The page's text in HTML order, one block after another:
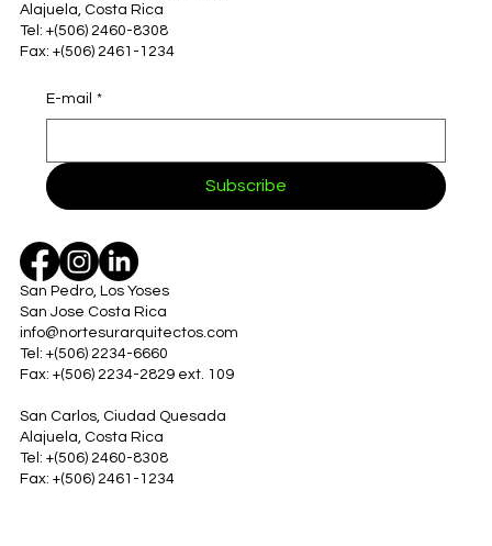
Alajuela, Costa Rica
Tel: +(506) 2460-8308
Fax: +(506) 2461-1234
E-mail *
Subscribe
San Pedro, Los Yoses
San Jose Costa Rica
info@nortesurarquitectos.com
Tel: +(506) 2234-6660
Fax: +(506) 2234-2829 ext. 109
San Carlos, Ciudad Quesada
Alajuela, Costa Rica
Tel: +(506) 2460-8308
Fax: +(506) 2461-1234